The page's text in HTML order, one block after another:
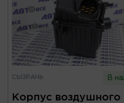
СЫЗРАНЬ В
Корпус воздушного